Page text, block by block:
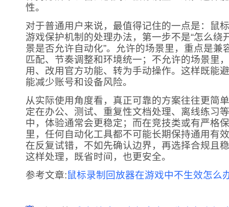
性。
对于普通用户来说，最值得记住的一点是：鼠
游戏保护机制的处理办法，第一步不是“怎么绕
景是否允许自动化”。允许的场景里，重点是兼
匹配、节奏调整和环境统一；不允许的场景里
用、改用官方功能、转为手动操作。这样既能
能减少账号和设备风险。
从实际使用角度看，真正可靠的方案往往更简
定在办公、测试、重复性文档处理、离线练习
中，体验通常会更稳定；而在竞技类或有严格
里，任何自动化工具都不可能长期保持通用有
在反复试错，不如先确认边界，再选择合规且
这样处理，既省时间，也更安全。
参考文章:鼠标录制回放器在游戏中不生效怎么